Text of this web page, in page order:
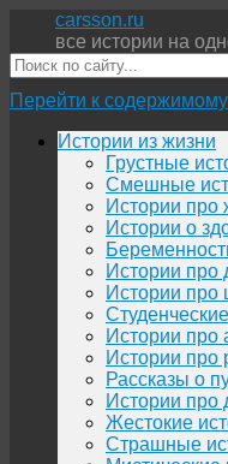
carsson.ru
все истории на
Перейти к содержимому
Истории из жизни
Грустные
Смешные
Истории про
Истории о
Истории про
Истории про
Истории про
Истории про
Рассказы о
Истории про
Жестокие
Страшные